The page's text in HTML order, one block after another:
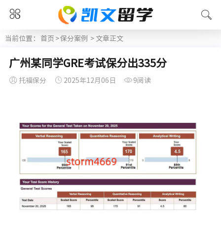
当前位置： 首页 >保分案例 > 文章正文
广州某同学GRE考试保分出335分
托福保分 2025年12月06日 9阅读